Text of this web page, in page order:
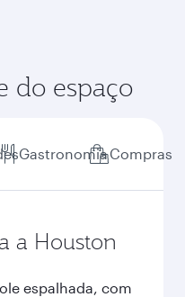
do espaço
GastronomiaCompras
a Houston
espalhada, com